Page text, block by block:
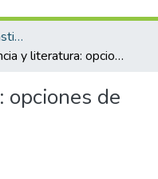
Portal de Revistas del Instituto Tecnológico de Costa Rica
Docencia y literatura: opciones de vida
opciones de